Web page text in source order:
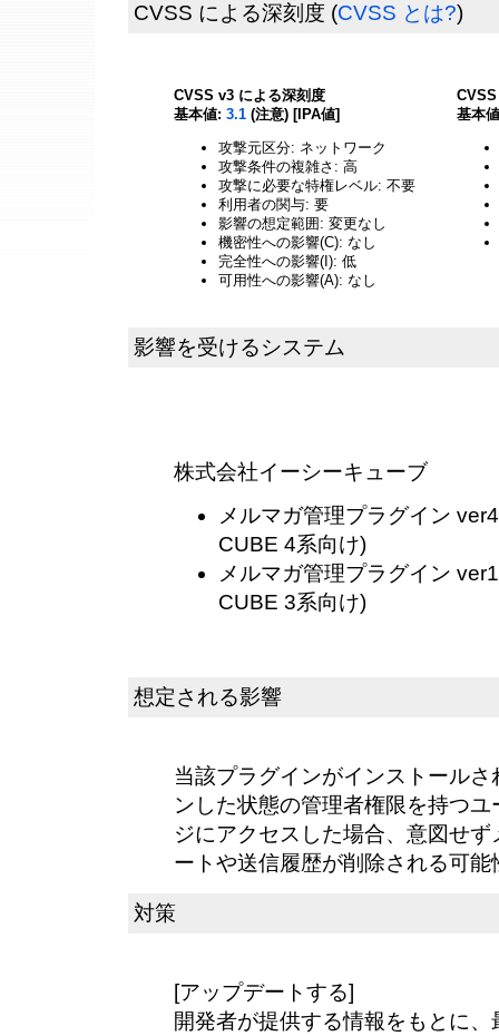
CVSS による深刻度 (CVSS とは?)
CVSS v3 による深刻度
基本値: 3.1 (注意) [IPA値]
攻撃元区分: ネットワーク
攻撃条件の複雑さ: 高
攻撃に必要な特権レベル: 不要
利用者の関与: 要
影響の想定範囲: 変更なし
機密性への影響(C): なし
完全性への影響(I): 低
可用性への影響(A): なし
基本
影響を受けるシステム
株式会社イーシーキューブ
メルマガ管理プラグイン
CUBE 4系向け)
メルマガ管理プラグイン
CUBE 3系向け)
想定される影響
当該プラグインがインストール
ンした状態の管理者権限を持つ
ジにアクセスした場合、意図せ
ートや送信履歴が削除される可能
対策
[アップデートする]
開発者が提供する情報をもとに